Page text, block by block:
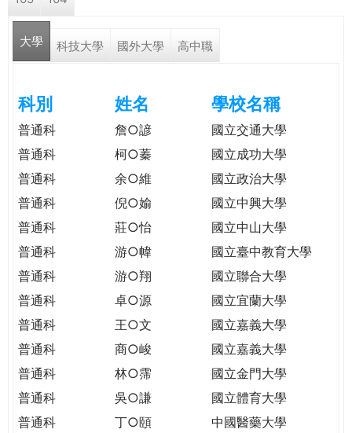
格。
民。
WAGOR
r
e
e
r
e
大學 科技大學 國外大學 高中職
科別 姓名 學校名稱
普通科 詹○諺
國立交通大學
普通科
柯○蓁
國立成功大學
普通科
余○維
國立政治大學
普通科
倪○媮
國立中興大學
普通科
莊○怡
國立中山大學
普通科
游○幃
國立臺中教育大學
普通科
游○翔
國立聯合大學
普通科
卓○源
國立宜蘭大學
普通科
王○文
國立嘉義大學
普通科
商○峻
國立嘉義大學
普通科
林○霈
國立金門大學
普通科
吳○謙
國立體育大學
普通科
丁○頤
中國醫藥大學